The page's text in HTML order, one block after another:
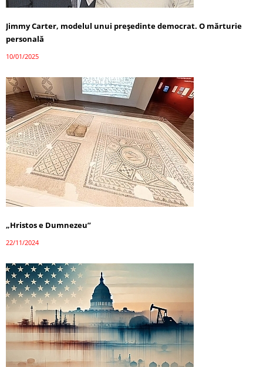
Jimmy Carter, modelul unui președinte democrat. O mărturie
personală
10/01/2025
„Hristos e Dumnezeu”
22/11/2024